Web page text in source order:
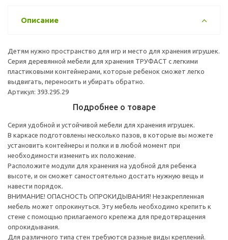
Описание
Детям нужно пространство для игр и место для хранения игрушек.
Серия деревянной мебели для хранения ТРУФАСТ с легкими
пластиковыми контейнерами, которые ребенок сможет легко
выдвигать, переносить и убирать обратно.
Артикул: 393.295.29
Подробнее о товаре
Серия удобной и устойчивой мебели для хранения игрушек.
В каркасе подготовлены несколько пазов, в которые вы можете
установить контейнеры и полки и в любой момент при
необходимости изменить их положение.
Расположите модули для хранения на удобной для ребенка
высоте, и он сможет самостоятельно достать нужную вещь и
навести порядок.
ВНИМАНИЕ! ОПАСНОСТЬ ОПРОКИДЫВАНИЯ! Незакрепленная
мебель может опрокинуться. Эту мебель необходимо крепить к
стене с помощью прилагаемого крепежа для предотвращения
опрокидывания.
Для различного типа стен требуются разные виды креплений.